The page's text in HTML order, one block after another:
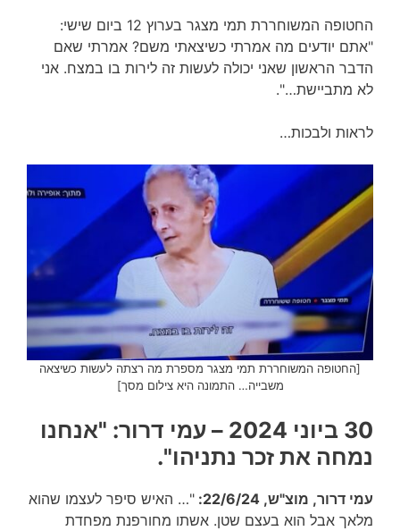
החטופה המשוחררת תמי מצגר בערוץ 12 ביום שישי:
"אתם יודעים מה אמרתי כשיצאתי משם? אמרתי שאם
הדבר הראשון שאני יכולה לעשות זה לירות בו במצח. אני
לא מתביישת…".
לראות ולבכות…
[החטופה המשוחררת תמי מצגר מספרת מה רצתה לעשות כשיצאה
משבייה… התמונה היא צילום מסך]
30 ביוני 2024 – עמי דרור: "אנחנו
נמחה את זכר נתניהו".
עמי דרור, מוצ"ש, 22/6/24:
"… האיש סיפר לעצמו שהוא
מלאך אבל הוא בעצם שטן. אשתו מחורפנת מפחדת